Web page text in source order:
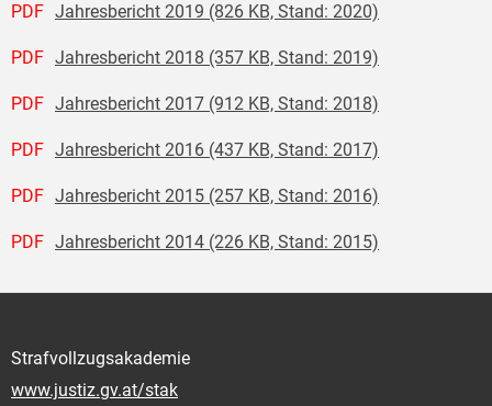
PDF Jahresbericht 2019 (826 KB, Stand: 2020)
PDF Jahresbericht 2018 (357 KB, Stand: 2019)
PDF Jahresbericht 2017 (912 KB, Stand: 2018)
PDF Jahresbericht 2016 (437 KB, Stand: 2017)
PDF Jahresbericht 2015 (257 KB, Stand: 2016)
PDF Jahresbericht 2014 (226 KB, Stand: 2015)
Strafvollzugsakademie
www.justiz.gv.at/stak